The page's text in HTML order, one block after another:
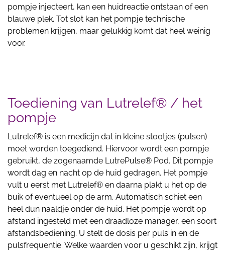
pompje injecteert, kan een huidreactie ontstaan of een
blauwe plek. Tot slot kan het pompje technische
problemen krijgen, maar gelukkig komt dat heel weinig
voor.
Toediening van Lutrelef® / het
pompje
Lutrelef® is een medicijn dat in kleine stootjes (pulsen)
moet worden toegediend. Hiervoor wordt een pompje
gebruikt, de zogenaamde LutrePulse® Pod. Dit pompje
wordt dag en nacht op de huid gedragen. Het pompje
vult u eerst met Lutrelef® en daarna plakt u het op de
buik of eventueel op de arm. Automatisch schiet een
heel dun naaldje onder de huid. Het pompje wordt op
afstand ingesteld met een draadloze manager, een soort
afstandsbediening. U stelt de dosis per puls in en de
pulsfrequentie. Welke waarden voor u geschikt zijn, krijgt